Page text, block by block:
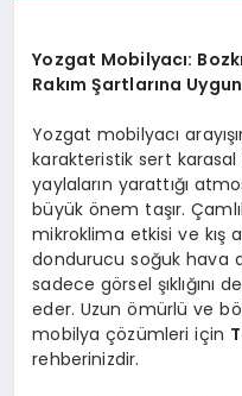
Yozgat Mobilyacı:
Rakım Şartlarına
Yozgat mobilyacı
karakteristik sert karasal
yaylaların yarattığı
büyük önem taşır.
mikroklima etkisi ve kış
dondurucu soğuk hava
sadece görsel şıklığını
eder. Uzun ömürlü ve
mobilya çözümleri için
rehberinizdir.